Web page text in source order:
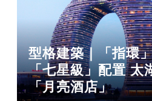
型格建築｜「指環
「七星級」配置 太
「月亮酒店」